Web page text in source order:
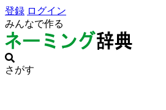
登録 ログイン
みんなで作る
さがす